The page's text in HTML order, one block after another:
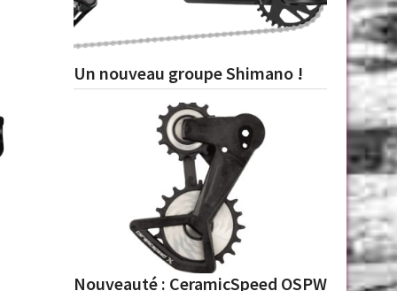
Un nouveau groupe Shimano !
Nouveauté : CeramicSpeed OSPW